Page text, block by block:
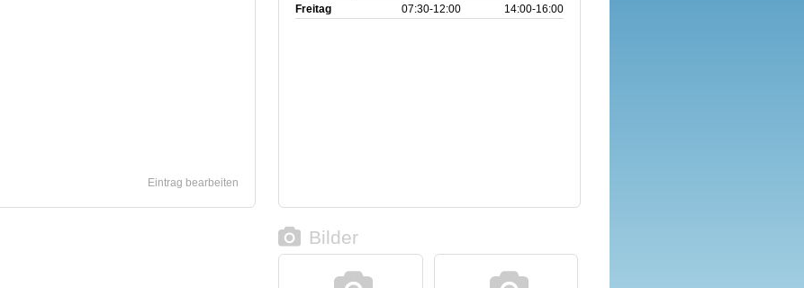
Eintrag bearbeiten
Freitag
07:30‑12:00 14:00‑16:00
Bilder